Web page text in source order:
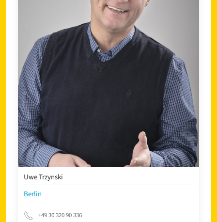
Uwe Trzynski
Berlin
+49 30 320 90 336